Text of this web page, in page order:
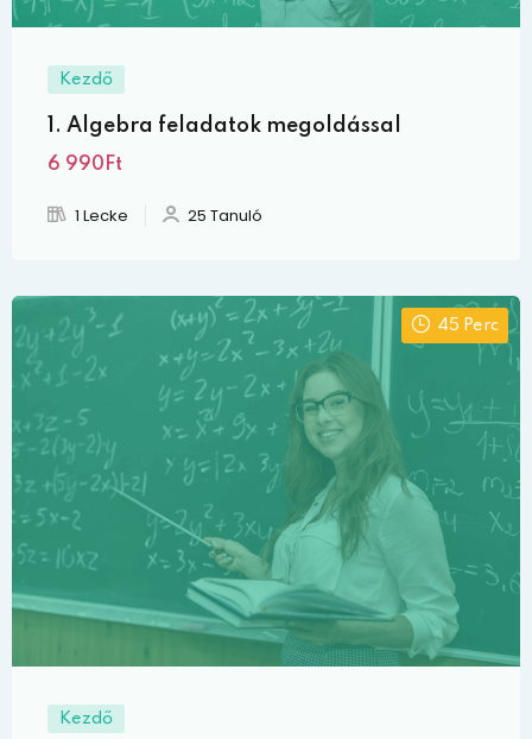
Kezdő
1. Algebra feladatok megoldással
6 990Ft
1 Lecke 25 Tanuló
45 Perc
Kezdő